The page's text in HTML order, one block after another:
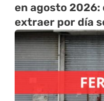
en agosto 2026:
extraer por día